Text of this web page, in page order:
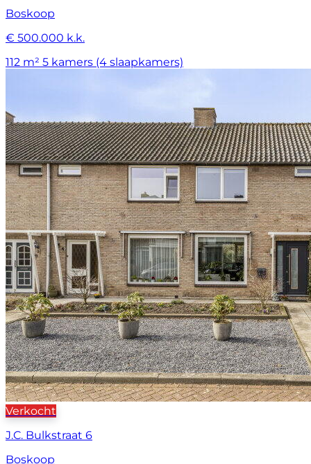
Boskoop
€ 500.000 k.k.
112 m² 5 kamers (4 slaapkamers)
Verkocht
J.C. Bulkstraat 6
Boskoop